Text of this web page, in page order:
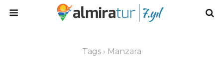
Tags › Manzara